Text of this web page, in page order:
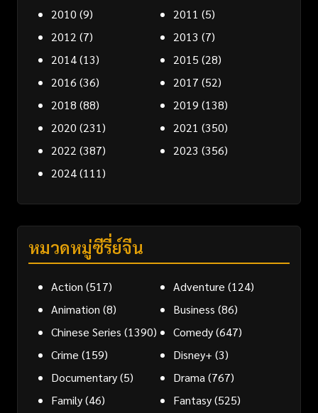
2010 (9) 2011 (5)
2012 (7) 2013 (7)
2014(13) 2015 (28)
2016 (36) 2017 (52)
2018 (88) 2019 (138)
2020 (231) 2021 (350)
2022 (387) 2023 (356)
2024(111)
หมวดหมู่ซีรี่ย์จีน
Action (517) Adventure (124)
Animation (8) Business (86)
Chinese Series (1390) Comedy(647)
Crime (159) Disney+ (3)
Documentary(5) Drama (767)
Family(46) Fantasy(525)